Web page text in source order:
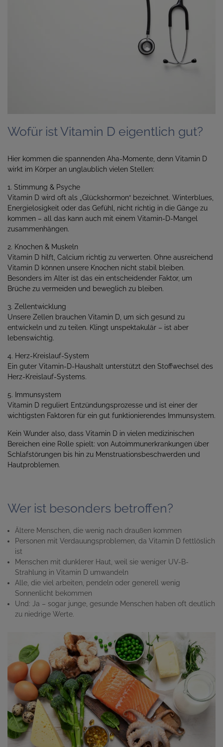
Wofür ist Vitamin D eigentlich gut?
Hier kommen die spannenden Aha-Momente, denn Vitamin D
wirkt im Körper an unglaublich vielen Stellen:
1. Stimmung & Psyche
Vitamin D wird oft als „Glückshormon“ bezeichnet. Winterblues,
Energielosigkeit oder das Gefühl, nicht richtig in die Gänge zu
kommen – all das kann auch mit einem Vitamin-D-Mangel
zusammenhängen.
2. Knochen & Muskeln
Vitamin D hilft, Calcium richtig zu verwerten. Ohne ausreichend
Vitamin D können unsere Knochen nicht stabil bleiben.
Besonders im Alter ist das ein entscheidender Faktor, um
Brüche zu vermeiden und beweglich zu bleiben.
3. Zellentwicklung
Unsere Zellen brauchen Vitamin D, um sich gesund zu
entwickeln und zu teilen. Klingt unspektakulär – ist aber
lebenswichtig.
4. Herz-Kreislauf-System
Ein guter Vitamin-D-Haushalt unterstützt den Stoffwechsel des
Herz-Kreislauf-Systems.
5. Immunsystem
Vitamin D reguliert Entzündungsprozesse und ist einer der
wichtigsten Faktoren für ein gut funktionierendes Immunsystem.
Kein Wunder also, dass Vitamin D in vielen medizinischen
Bereichen eine Rolle spielt: von Autoimmunerkrankungen über
Schlafstörungen bis hin zu Menstruationsbeschwerden und
Hautproblemen.
Wer ist besonders betroffen?
Ältere Menschen, die wenig nach draußen kommen
Personen mit Verdauungsproblemen, da Vitamin D fettlöslich
ist
Menschen mit dunklerer Haut, weil sie weniger UV-B-
Strahlung in Vitamin D umwandeln
Alle, die viel arbeiten, pendeln oder generell wenig
Sonnenlicht bekommen
Und: Ja – sogar junge, gesunde Menschen haben oft deutlich
zu niedrige Werte.